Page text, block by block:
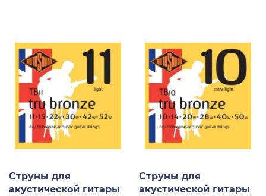
Струны для
акустической гитары
Струны для
акустической гитары